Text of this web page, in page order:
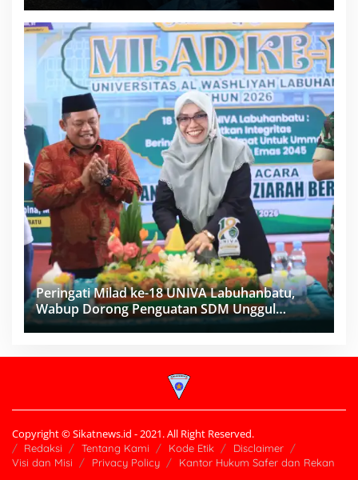
Peringati Milad ke-18 UNIVA Labuhanbatu,
Wabup Dorong Penguatan SDM Unggul
Menuju Indonesia Emas 2045
Copyright © Sikatnews.id - 2021. All Right Reserved.
Redaksi Tentang Kami Kode Etik
Disclaimer
Visi dan Misi
Privacy Policy Kantor Hukum Safer dan Rekan